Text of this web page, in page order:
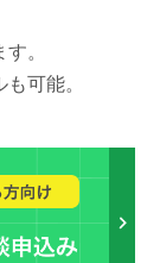
。
可能。